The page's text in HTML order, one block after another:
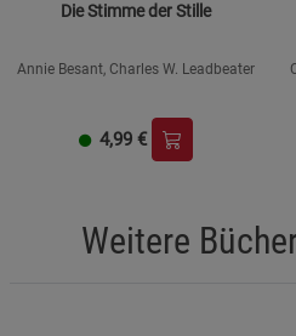
Die Stimme der Stille
Annie Besant, Charles W. Leadbeater
4,99 €
Weitere